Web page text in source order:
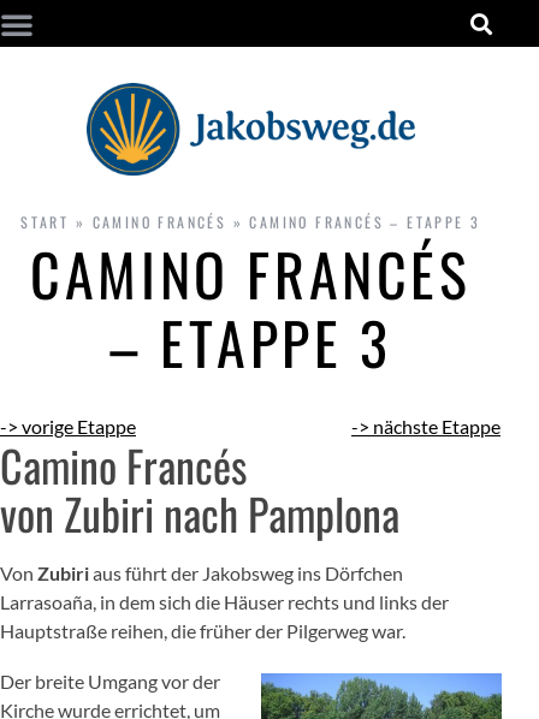
START » CAMINO FRANCÉS »CAMINO FRANCÉS – ETAPPE 3
CAMINO FRANCÉS
– ETAPPE 3
-> vorige Etappe -> nächste Etappe
Camino Francés
von Zubiri nach Pamplona
Von Zubiriaus führt der Jakobsweg ins Dörfchen
Larrasoaña, in dem sich die Häuser rechts und links der
Hauptstraße reihen, die früher der Pilgerweg war.
Der breite Umgang vor der
Kirche wurde errichtet, um